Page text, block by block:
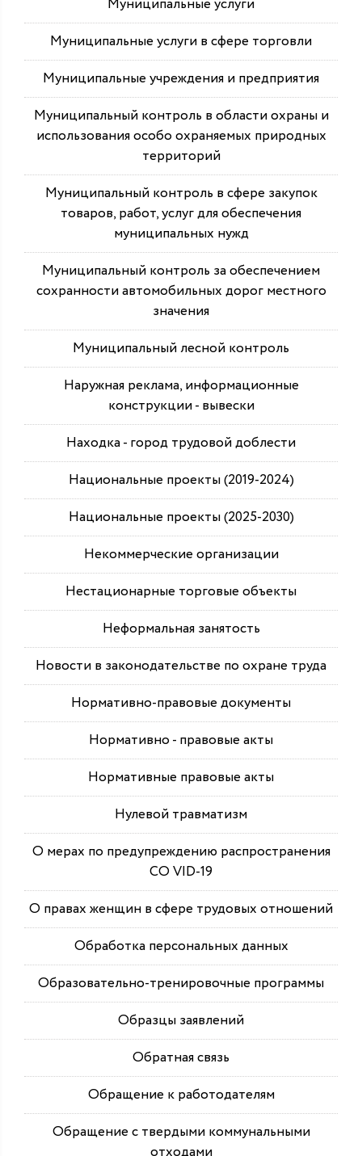
Муниципальные услуги
Муниципальные услуги в сфере торговли
Муниципальные учреждения и предприятия
Муниципальный контроль в области охраны и
использования особо охраняемых природных
территорий
Муниципальный контроль в сфере закупок
товаров, работ, услуг для обеспечения
муниципальных нужд
Муниципальный контроль за обеспечением
сохранности автомобильных дорог местного
значения
Муниципальный лесной контроль
Наружная реклама, информационные
конструкции - вывески
Находка - город трудовой доблести
Национальные проекты (2019-2024)
Национальные проекты (2025-2030)
Некоммерческие организации
Нестационарные торговые объекты
Неформальная занятость
Новости в законодательстве по охране труда
Нормативно-правовые документы
Нормативно - правовые акты
Нормативные правовые акты
Нулевой травматизм
О мерах по предупреждению распространения
СО VID-19
О правах женщин в сфере трудовых отношений
Обработка персональных данных
Образовательно-тренировочные программы
Образцы заявлений
Обратная связь
Обращение к работодателям
Обращение с твердыми коммунальными